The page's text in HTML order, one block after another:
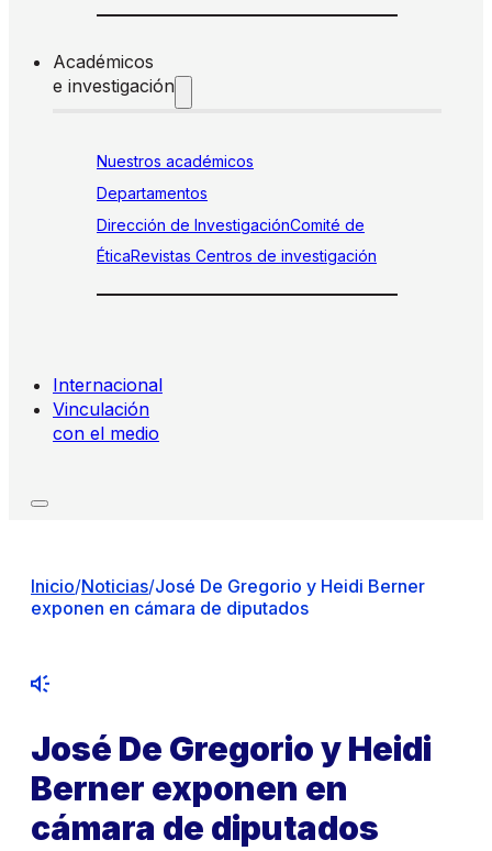
Académicos
e investigación
Nuestros académicos
Departamentos
Dirección de InvestigaciónComité de
ÉticaRevistas Centros de investigación
Internacional
Vinculación
con el medio
Inicio/Noticias/José De Gregorio y Heidi Berner
exponen en cámara de diputados
José De Gregorio y Heidi
Berner exponen en
cámara de diputados